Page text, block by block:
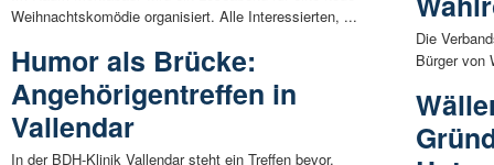
Weihnachtskomödie organisiert. Alle Interessierten, ...
Humor als Brücke:
Angehörigentreffen in
Vallendar
In der BDH-Klinik Vallendar steht ein Treffen bevor.
Die
Bürger von